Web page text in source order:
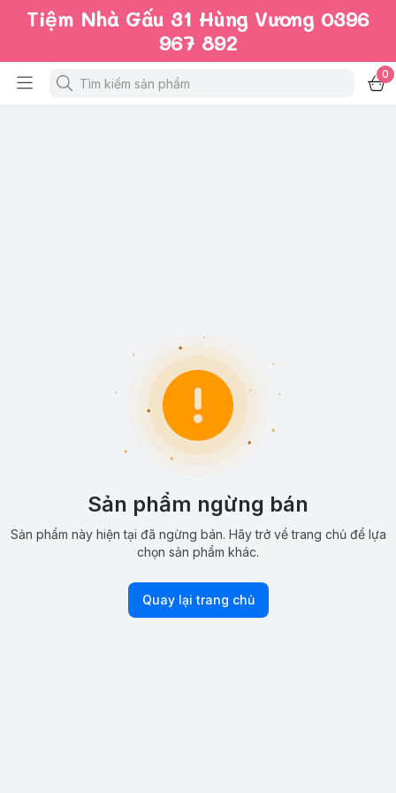
Tiệm Nhà Gấu 31 Hùng Vương 0396
967 892
0
Sản phẩm ngừng bán
Sản phẩm này hiện tại đã ngừng bán. Hãy trở về trang chủ để lựa
chọn sản phẩm khác.
Quay lại trang chủ